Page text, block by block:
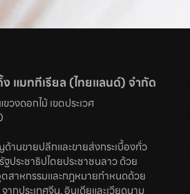
แมททีเรียล (ไทยแลนด์) จำกัด
งดอกไม้ เขตประเวศ
านขายปลีกและขายส่งกระเบื้องทั่ว
ฐประชาธิปไตยประชาชนลาว ด้วย
าหกรรมและกฎหมายกำหนดด้วย
กประเทศจีน, อินเดียและเวียดนาม